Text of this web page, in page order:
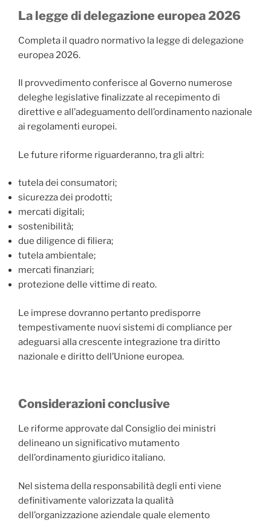
La legge di delegazione europea 2026
Completa il quadro normativo la legge di delegazione
europea 2026.
Il provvedimento conferisce al Governo numerose
deleghe legislative finalizzate al recepimento di
direttive e all’adeguamento dell’ordinamento nazionale
ai regolamenti europei.
Le future riforme riguarderanno, tra gli altri:
tutela dei consumatori;
sicurezza dei prodotti;
mercati digitali;
sostenibilità;
due diligence di filiera;
tutela ambientale;
mercati finanziari;
protezione delle vittime di reato.
Le imprese dovranno pertanto predisporre
tempestivamente nuovi sistemi di compliance per
adeguarsi alla crescente integrazione tra diritto
nazionale e diritto dell’Unione europea.
Considerazioni conclusive
Le riforme approvate dal Consiglio dei ministri
delineano un significativo mutamento
dell’ordinamento giuridico italiano.
Nel sistema della responsabilità degli enti viene
definitivamente valorizzata la qualità
dell’organizzazione aziendale quale elemento